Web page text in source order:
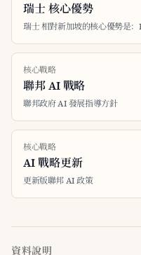
瑞士 核心優勢
瑞士 相對新加坡的核心優勢是
核心戰略
聯邦 AI 戰略
聯邦政府 AI 發展指導方針
核心戰略
AI 戰略更新
更新版聯邦 AI 政策
資料說明